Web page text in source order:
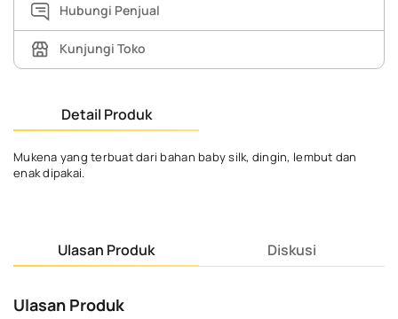
Hubungi Penjual
Kunjungi Toko
Detail Produk
Mukena yang terbuat dari bahan baby silk, dingin, lembut dan
enak dipakai.
Ulasan Produk Diskusi
Ulasan Produk